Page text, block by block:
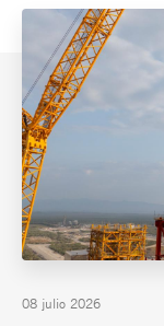
08 julio 2026